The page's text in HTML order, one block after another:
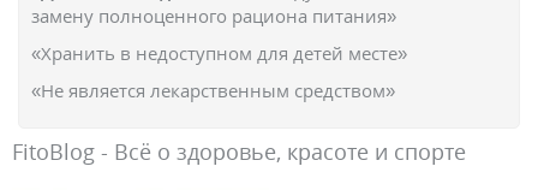
замену полноценного рациона питания»
«Хранить в недоступном для детей месте»
«Не является лекарственным средством»
FitoBlog - Всё о здоровье, красоте и спорте